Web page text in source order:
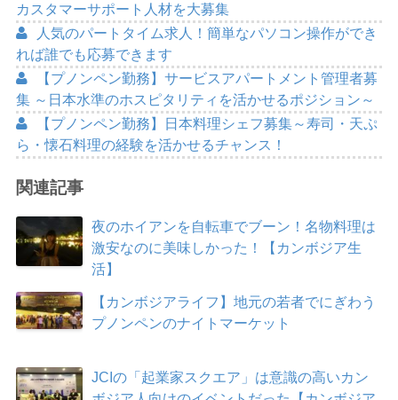
カスタマーサポート人材を大募集
人気のパートタイム求人！簡単なパソコン操作ができ
れば誰でも応募できます
【プノンペン勤務】サービスアパートメント管理者募
集 ～日本水準のホスピタリティを活かせるポジション～
【プノンペン勤務】日本料理シェフ募集～寿司・天ぷ
ら・懐石料理の経験を活かせるチャンス！
関連記事
夜のホイアンを自転車でブーン！名物料理は
激安なのに美味しかった！【カンボジア生
活】
【カンボジアライフ】地元の若者でにぎわう
プノンペンのナイトマーケット
JCIの「起業家スクエア」は意識の高いカン